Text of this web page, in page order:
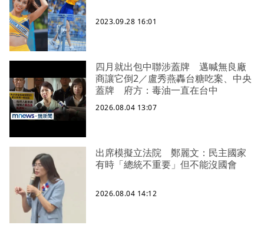
2023.09.28 16:01
四月就出包中聯涉蓋牌 邁喊無良廠
商讓它倒2／盧秀燕轟台糖吃案、中央
蓋牌 府方：毒油一直在台中
2026.08.04 13:07
出席模擬立法院 鄭麗文：民主國家
有時「總統不重要」但不能沒國會
2026.08.04 14:12